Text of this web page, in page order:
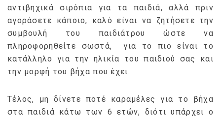
αντιβηχικά σιρόπια για τα παιδιά, αλλά πριν
αγοράσετε κάποιο, καλό είναι να ζητήσετε την
συμβουλή του παιδιάτρου ώστε να
πληροφορηθείτε σωστά, για το πιο είναι το
κατάλληλο για την ηλικία του παιδιού σας και
την μορφή του βήχα που έχει.
Τέλος, μη δίνετε ποτέ καραμέλες για το βήχα
στα παιδιά κάτω των 6 ετών, διότι υπάρχει ο